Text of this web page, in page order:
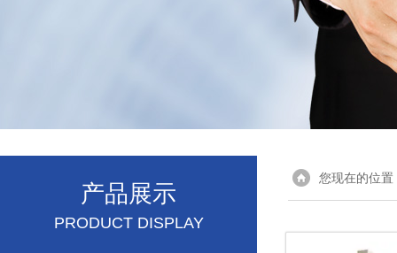
产品展示
PRODUCT DISPLAY
您现在的位置